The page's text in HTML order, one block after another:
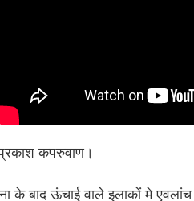
कपरुवाण।
के बाद ऊंचाई वाले इलाकों मे